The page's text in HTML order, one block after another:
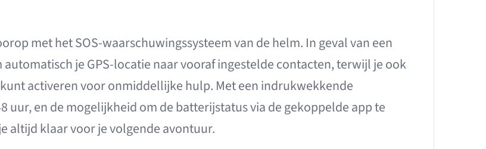
met het SOS-waarschuwingssysteem van de helm. In geval van een
je GPS-locatie naar vooraf ingestelde contacten, terwijl je ook
activeren voor onmiddellijke hulp. Met een indrukwekkende
uur, en de mogelijkheid om de batterijstatus via de gekoppelde app te
altijd klaar voor je volgende avontuur.